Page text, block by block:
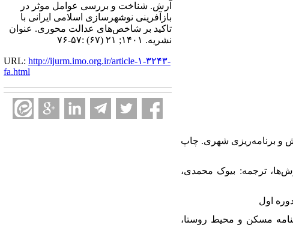
و برنامه‌ریزی شهری. چاپ
شیوه‌ها و روش‌ها، ترجمه: بیوک محمدی،
فصلنامه مسکن و محیط روستا،
آرش. شناخت و بررسی عوامل موثر در
بازآفرینی نوشهرسازی اسلامی ایرانی با
تاکید بر شاخص‌های عدالت محوری. عنوان
نشریه. ۱۴۰۱; ۲۱ (۶۷) :۵۷-۷۶
URL: http://ijurm.imo.org.ir/article-۱-۳۲۴۳-
fa.html